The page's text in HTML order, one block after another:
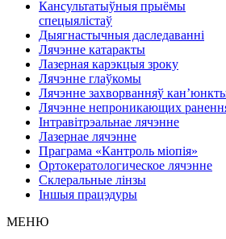
Кансультатыўныя прыёмы
спецыялістаў
Дыягнастычныя даследаванні
Лячэнне катаракты
Лазерная карэкцыя зроку
Лячэнне глаўкомы
Лячэнне захворванняў
Лячэнне непроникающих
Інтравітрэальнае лячэнне
Лазернае лячэнне
Праграма «Кантроль міопія»
Ортокератологическое лячэнне
Склеральные лінзы
Іншыя працэдуры
МЕНЮ